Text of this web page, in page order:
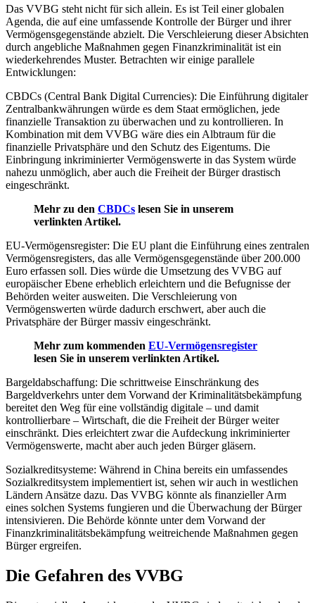
Das VVBG steht nicht für sich allein. Es ist Teil einer globalen
Agenda, die auf eine umfassende Kontrolle der Bürger und ihrer
Vermögensgegenstände abzielt. Die Verschleierung dieser Absichten
durch angebliche Maßnahmen gegen Finanzkriminalität ist ein
wiederkehrendes Muster. Betrachten wir einige parallele
Entwicklungen:
CBDCs (Central Bank Digital Currencies): Die Einführung digitaler
Zentralbankwährungen würde es dem Staat ermöglichen, jede
finanzielle Transaktion zu überwachen und zu kontrollieren. In
Kombination mit dem VVBG wäre dies ein Albtraum für die
finanzielle Privatsphäre und den Schutz des Eigentums. Die
Einbringung inkriminierter Vermögenswerte in das System würde
nahezu unmöglich, aber auch die Freiheit der Bürger drastisch
eingeschränkt.
Mehr zu den CBDCs lesen Sie in unserem
verlinkten Artikel.
EU-Vermögensregister: Die EU plant die Einführung eines zentralen
Vermögensregisters, das alle Vermögensgegenstände über 200.000
Euro erfassen soll. Dies würde die Umsetzung des VVBG auf
europäischer Ebene erheblich erleichtern und die Befugnisse der
Behörden weiter ausweiten. Die Verschleierung von
Vermögenswerten würde dadurch erschwert, aber auch die
Privatsphäre der Bürger massiv eingeschränkt.
Mehr zum kommenden EU-Vermögensregister
lesen Sie in unserem verlinkten Artikel.
Bargeldabschaffung: Die schrittweise Einschränkung des
Bargeldverkehrs unter dem Vorwand der Kriminalitätsbekämpfung
bereitet den Weg für eine vollständig digitale – und damit
kontrollierbare – Wirtschaft, die die Freiheit der Bürger weiter
einschränkt. Dies erleichtert zwar die Aufdeckung inkriminierter
Vermögenswerte, macht aber auch jeden Bürger gläsern.
Sozialkreditsysteme: Während in China bereits ein umfassendes
Sozialkreditsystem implementiert ist, sehen wir auch in westlichen
Ländern Ansätze dazu. Das VVBG könnte als finanzieller Arm
eines solchen Systems fungieren und die Überwachung der Bürger
intensivieren. Die Behörde könnte unter dem Vorwand der
Finanzkriminalitätsbekämpfung weitreichende Maßnahmen gegen
Bürger ergreifen.
Die Gefahren des VVBG